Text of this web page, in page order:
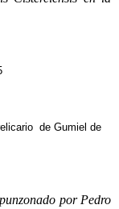
de Gumiel de
por Pedro